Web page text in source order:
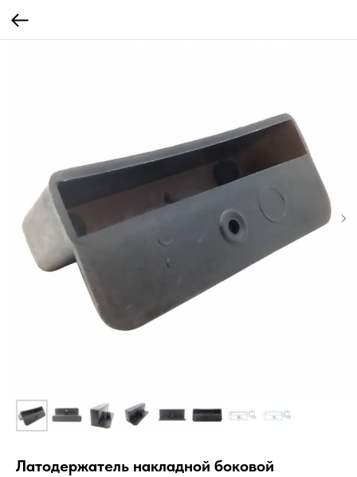
Латодержатель накладной боковой